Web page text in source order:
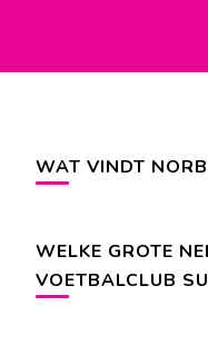
WAT VINDT
WELKE GROTE
VOETBALCLUB